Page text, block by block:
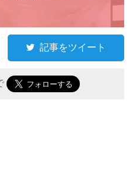
記事をツイート